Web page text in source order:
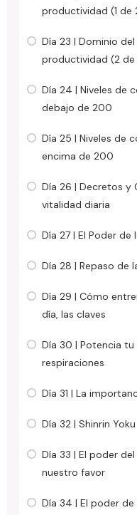
productividad (1 de
Día 23 | Dominio
productividad (2 de
Día 24 | Niveles de
debajo de 200
Día 25 | Niveles de
encima de 200
Día 26 | Decretos y
vitalidad diaria
Día 27 | El Poder
Día 28 | Repaso de
Día 29 | Cómo
día, las claves
Día 30 | Potencia
respiraciones
Día 31 | La
Día 32 | Shinrin Yoku
Día 33 | El poder
nuestro favor
Día 34 | El poder